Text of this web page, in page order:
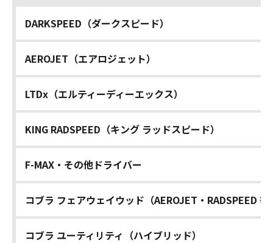
DARKSPEED（ダークスピード）
AEROJET（エアロジェット）
LTDx（エルティーディーエックス）
KING RADSPEED（キング ラッドスピード）
F-MAX・その他ドライバー
コブラ フェアウェイウッド（AEROJET・RADSPEED 等
コブラ ユーティリティ（ハイブリッド）